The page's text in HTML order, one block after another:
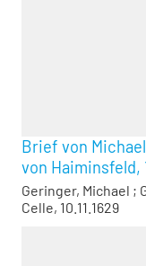
Brief von
von Haiminsfeld,
Geringer, Michael ;
Celle, 10.11.1629